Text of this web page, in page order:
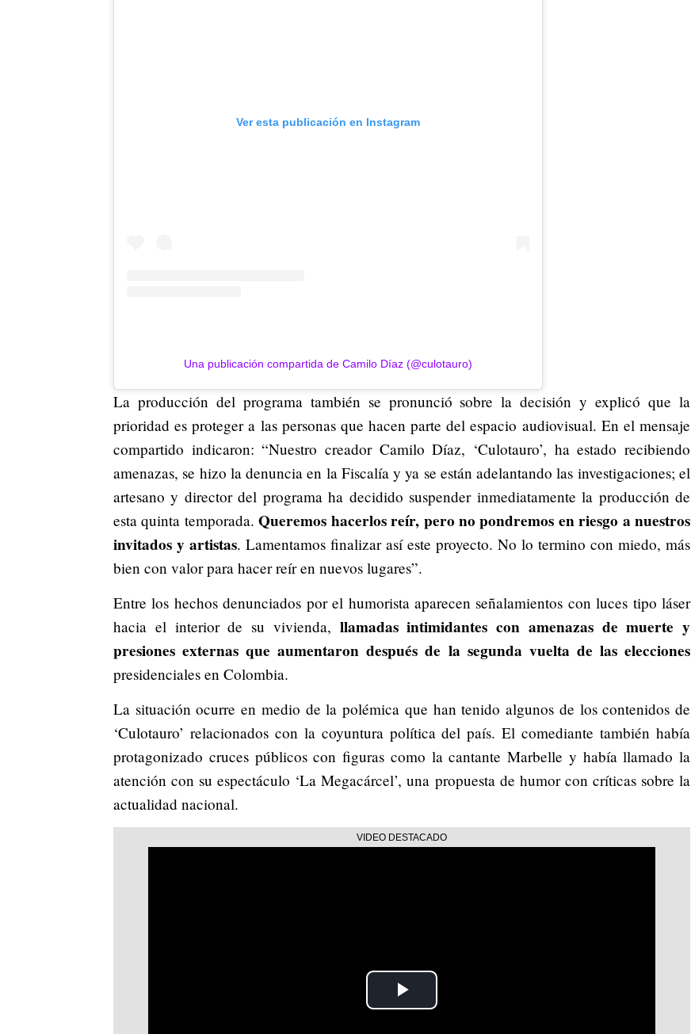
Ver esta publicación en Instagram
Una publicación compartida de Camilo Díaz (@culotauro)
La producción del programa también se pronunció sobre la decisión y explicó que la
prioridad es proteger a las personas que hacen parte del espacio audiovisual. En el mensaje
compartido indicaron: “Nuestro creador Camilo Díaz, ‘Culotauro’, ha estado recibiendo
amenazas, se hizo la denuncia en la Fiscalía y ya se están adelantando las investigaciones; el
artesano y director del programa ha decidido suspender inmediatamente la producción de
esta quinta temporada.Queremos hacerlos reír, pero no pondremos en riesgo a nuestros
invitados y artistas. Lamentamos finalizar así este proyecto. No lo termino con miedo, más
bien con valor para hacer reír en nuevos lugares”.
Entre los hechos denunciados por el humorista aparecen señalamientos con luces tipo láser
hacia el interior de su vivienda, llamadas intimidantes con amenazas de muerte y
presiones externas que aumentaron después de la segunda vuelta de las elecciones
presidenciales en Colombia.
La situación ocurre en medio de la polémica que han tenido algunos de los contenidos de
‘Culotauro’ relacionados con la coyuntura política del país. El comediante también había
protagonizado cruces públicos con figuras como la cantante Marbelle y había llamado la
atención con su espectáculo ‘La Megacárcel’, una propuesta de humor con críticas sobre la
actualidad nacional.
Play